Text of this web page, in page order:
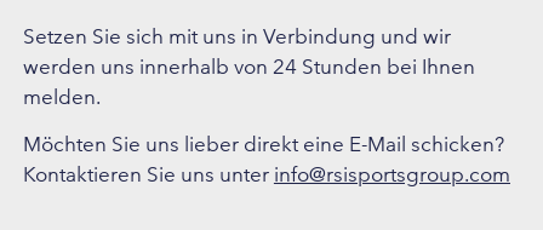
Setzen Sie sich mit uns in Verbindung und wir
werden uns innerhalb von 24 Stunden bei Ihnen
melden.
Möchten Sie uns lieber direkt eine E-Mail schicken?
Kontaktieren Sie uns unter info@rsisportsgroup.com